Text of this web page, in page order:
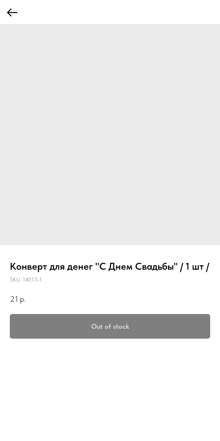
Конверт для денег "С Днем Свадьбы" / 1 шт /
SKU: 14013-1
21 р.
Out of stock